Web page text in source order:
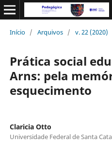
Início / Arquivos / v. 22 (2020)
Prática social
Arns: pela
esquecimento
Claricia Otto
Universidade Federal de Santa